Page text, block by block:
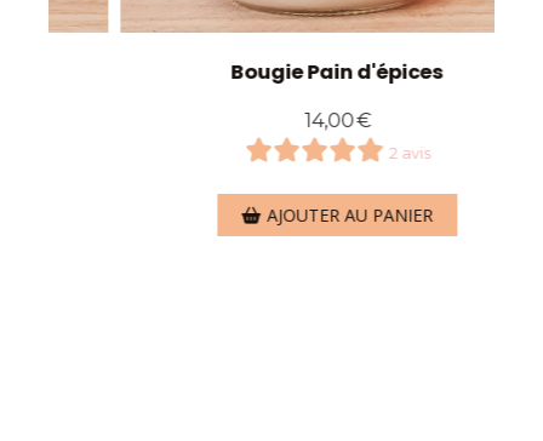
Bougie Pain d'épices
14,00
AJOUTER AU PANIER